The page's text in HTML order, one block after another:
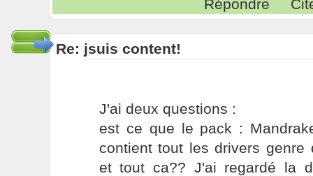
Répondre
Re: jsuis content!
J'ai deux questions :
est ce que le pack :
contient tout les drivers genre
et tout ca?? J'ai regardé la